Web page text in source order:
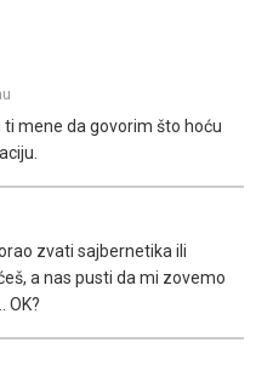
mene da govorim što hoću
zvati sajbernetika ili
a nas pusti da mi zovemo
OK?